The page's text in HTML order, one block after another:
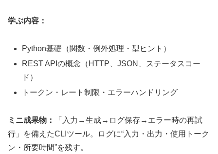
学ぶ内容：
Python基礎（関数・例外処理・型ヒント）
REST APIの概念（HTTP、JSON、ステータスコー
ド）
トークン・レート制限・エラーハンドリング
ミニ成果物：
「入力→生成→ログ保存→エラー時の再試
行」を備えたCLIツール。ログに“入力・出力・使用トーク
ン・所要時間”を残す。